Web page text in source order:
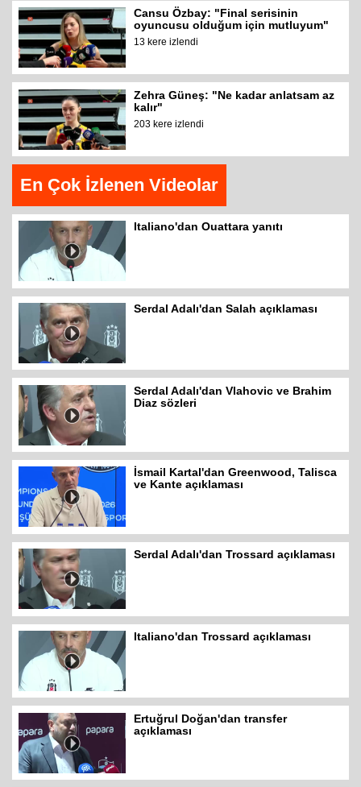
Cansu Özbay: "Final serisinin
oyuncusu olduğum için mutluyum"
13 kere izlendi
Zehra Güneş: "Ne kadar anlatsam az
kalır"
203 kere izlendi
En Çok İzlenen Videolar
Italiano'dan Ouattara yanıtı
Serdal Adalı'dan Salah açıklaması
Serdal Adalı'dan Vlahovic ve Brahim
Diaz sözleri
İsmail Kartal'dan Greenwood, Talisca
ve Kante açıklaması
Serdal Adalı'dan Trossard açıklaması
Italiano'dan Trossard açıklaması
Ertuğrul Doğan'dan transfer
açıklaması